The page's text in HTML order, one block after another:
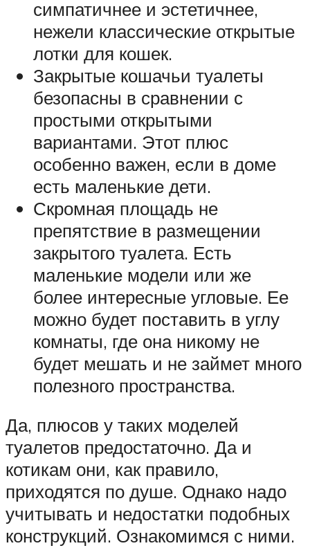
симпатичнее и эстетичнее,
нежели классические открытые
лотки для кошек.
Закрытые кошачьи туалеты
безопасны в сравнении с
простыми открытыми
вариантами. Этот плюс
особенно важен, если в доме
есть маленькие дети.
Скромная площадь не
препятствие в размещении
закрытого туалета. Есть
маленькие модели или же
более интересные угловые. Ее
можно будет поставить в углу
комнаты, где она никому не
будет мешать и не займет много
полезного пространства.
Да, плюсов у таких моделей
туалетов предостаточно. Да и
котикам они, как правило,
приходятся по душе. Однако надо
учитывать и недостатки подобных
конструкций. Ознакомимся с ними.